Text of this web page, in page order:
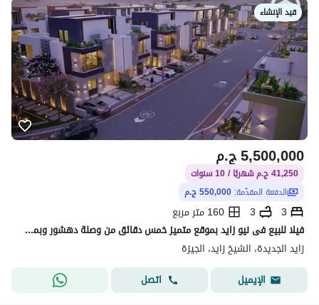
قيد الإنشاء
ج.م5,500,000
41,250 ج.م شهريًا / 10 سنوات
الدفعة المقدّمة: 550,000 ج.م
3
3
160 متر مربع
فيلا للبيع فى نيو زايد بموقع متميز خمس دقائق من وصلة دهشور وبمقدم 550الف فقط واقساط تصل ل 10 سنين
زايد الجديدة، الشيخ زايد، الجيزة
الإيميل
اتصل